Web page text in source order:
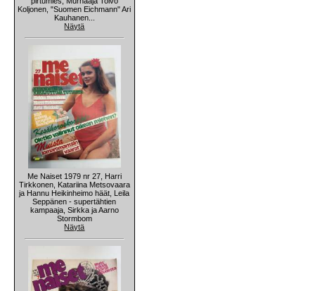
Koljonen, "Suomen Eichmann" Ari
Kauhanen...
Näytä
Me Naiset 1979 nr 27, Harri
Tirkkonen, Katariina Metsovaara
ja Hannu Heikinheimo häät, Leila
Seppänen - supertähtien
kampaaja, Sirkka ja Aarno
Stormbom
Näytä